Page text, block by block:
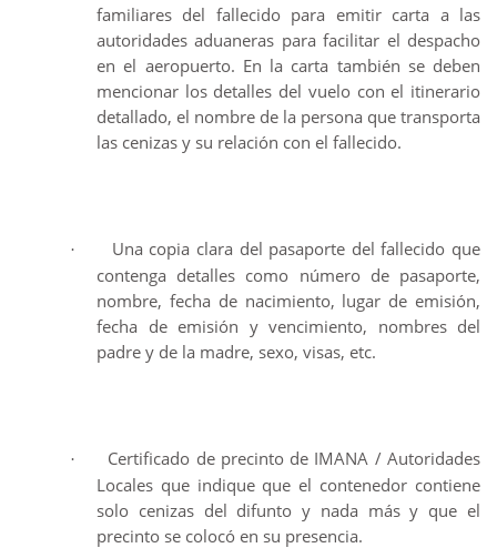
familiares del fallecido para emitir carta a las
autoridades aduaneras para facilitar el despacho
en el aeropuerto. En la carta también se deben
mencionar los detalles del vuelo con el itinerario
detallado, el nombre de la persona que transporta
las cenizas y su relación con el fallecido.
·
Una copia clara del pasaporte del fallecido que
contenga detalles como número de pasaporte,
nombre, fecha de nacimiento, lugar de emisión,
fecha de emisión y vencimiento, nombres del
padre y de la madre, sexo, visas, etc.
·
Certificado de precinto de IMANA / Autoridades
Locales que indique que el contenedor contiene
solo cenizas del difunto y nada más y que el
precinto se colocó en su presencia.